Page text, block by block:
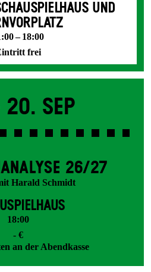
UND
– 18:00
frei
20. Sep
26/27
Harald Schmidt
18:00
- €
an der Abendkasse